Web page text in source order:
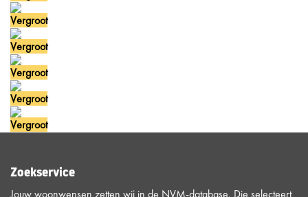
Vergroot
Vergroot
Vergroot
Vergroot
Vergroot
Zoekservice
Jouw woonwensen zetten wij in de NVM-database. Die selecteert